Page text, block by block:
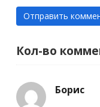
Кол-во
Борис